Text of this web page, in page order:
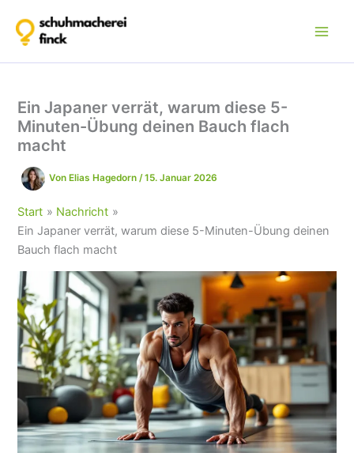
Inhalt
springen
Ein Japaner verrät, warum diese 5-
Minuten-Übung deinen Bauch flach
macht
Von Elias Hagedorn/15. Januar 2026
Start
Nachricht
Ein Japaner verrät, warum diese 5-Minuten-Übung deinen
Bauch flach macht